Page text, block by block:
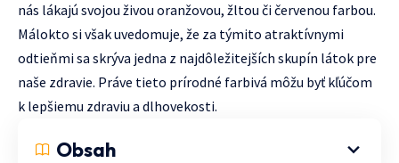
nás lákajú svojou živou oranžovou, žltou či červenou farbou.
Málokto si však uvedomuje, že za týmito atraktívnymi
odtieňmi sa skrýva jedna z najdôležitejších skupín látok pre
naše zdravie. Práve tieto prírodné farbivá môžu byť kľúčom
k lepšiemu zdraviu a dlhovekosti.
Obsah